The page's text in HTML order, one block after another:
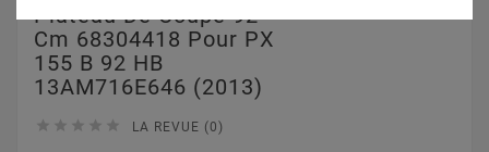
Plateau De Coupe 92
Cm 68304418 Pour PX
155 B 92 HB
13AM716E646 (2013)
     LA REVUE (0)